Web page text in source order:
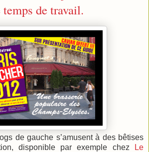
de travail.
de gauche s’amusent à des bêtises
disponible par exemple chez
Le